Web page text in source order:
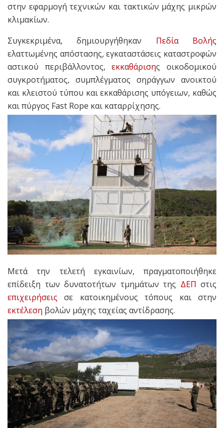
στην εφαρμογή τεχνικών και τακτικών μάχης μικρών
κλιμακίων.
Συγκεκριμένα, δημιουργήθηκαν Πεδία Βολής
ελαττωμένης απόστασης, εγκαταστάσεις καταστροφών
αστικού περιβάλλοντος,εκκαθάρισης οικοδομικού
συγκροτήματος, συμπλέγματος σηράγγων ανοικτού
και κλειστού τύπου και εκκαθάρισης υπόγειων, καθώς
και πύργος Fast Rope και καταρρίχησης.
Μετά την τελετή εγκαινίων, πραγματοποιήθηκε
επίδειξη των δυνατοτήτων τμημάτων της ΔΕΠ στις
επιχειρήσεις σε κατοικημένους τόπους και στην
εκτέλεση βολών μάχης ταχείας αντίδρασης.